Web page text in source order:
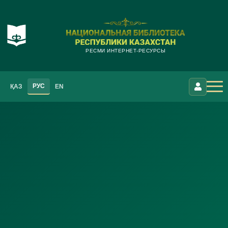
РЕСМИ ИНТЕРНЕТ-РЕСУРСЫ
ҚАЗ РУС EN